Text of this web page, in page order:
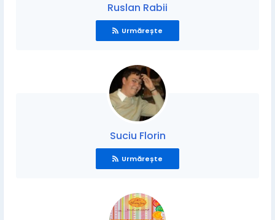
Ruslan Rabii
Urmărește
Suciu Florin
Urmărește